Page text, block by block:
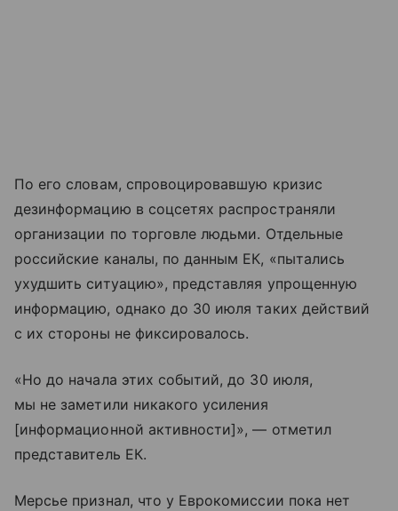
По его словам, спровоцировавшую кризис
дезинформацию в соцсетях распространяли
организации по торговле людьми. Отдельные
российские каналы, по данным ЕК, «пытались
ухудшить ситуацию», представляя упрощенную
информацию, однако до 30 июля таких действий
с их стороны не фиксировалось.
«Но до начала этих событий, до 30 июля,
мы не заметили никакого усиления
[информационной активности]», — отметил
представитель ЕК.
Мерсье признал, что у Еврокомиссии пока нет